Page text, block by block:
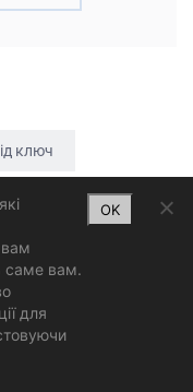
ключ
вам
саме вам.
для
OK